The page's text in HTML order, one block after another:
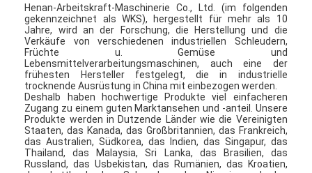
Henan-Arbeitskraft-Maschinerie Co., Ltd. (im folgenden
gekennzeichnet als WKS), hergestellt für mehr als 10
Jahre, wird an der Forschung, die Herstellung und die
Verkäufe von verschiedenen industriellen Schleudern,
Früchte u. Gemüse und
Lebensmittelverarbeitungsmaschinen, auch eine der
frühesten Hersteller festgelegt, die in industrielle
trocknende Ausrüstung in China mit einbezogen werden.
Deshalb haben hochwertige Produkte viel einfacheren
Zugang zu einem guten Marktansehen und -anteil. Unsere
Produkte werden in Dutzende Länder wie die Vereinigten
Staaten, das Kanada, das Großbritannien, das Frankreich,
das Australien, Südkorea, das Indien, das Singapur, das
Thailand, das Malaysia, Sri Lanka, das Brasilien, das
Russland, das Usbekistan, das Rumänien, das Kroatien,